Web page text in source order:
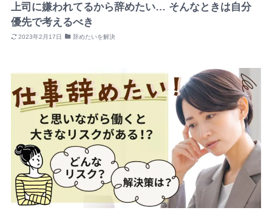
上司に嫌われてるから辞めたい… そんなときは自分
優先で考えるべき
2023年2月17日 辞めたいを解決